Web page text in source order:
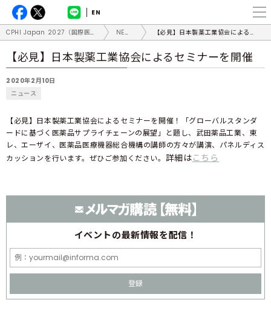
EN
CPHI Japan 2027（国際医薬品開発展） NEWS 【必見】日本製薬工業協会によるセミナーを開催
【必見】日本製薬工業協会によるセミナーを開催
2020年2月10日
ニュース
【必見】日本製薬工業協会によるセミナーを開催！「グローバルスタンダ
ードに基づく医薬品サプライチェーンの展望」と題し、武田薬品工業、東
レ、エーザイ、医薬品医療機器総合機構の講師の方々が講演、パネルディス
カッションを行います。ぜひご参加ください。 詳細はこちら
イベントの最新情報を配信！
登録